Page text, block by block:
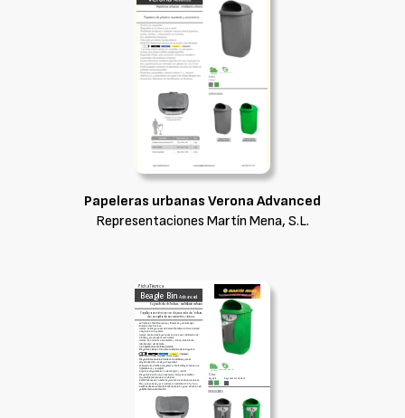
Papeleras urbanas Verona Advanced
Representaciones Martín Mena, S.L.